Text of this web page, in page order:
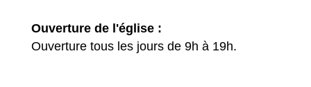
Ouverture de l'église :
Ouverture tous les jours de 9h à 19h.